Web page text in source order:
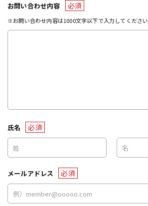
お問い合わせ内容 必須
※お問い合わせ内容は1000文字以下で入力してください
氏名 必須
メールアドレス 必須